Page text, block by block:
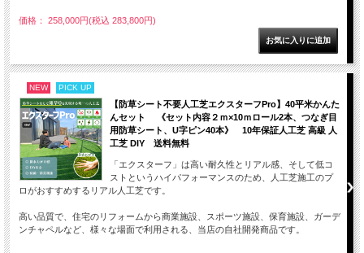
価格： 258,000円(税込 283,800円)
NEW PICK UP
【防草シート不要人工芝エクスターフPro】40平米かんた
んセット 《セット内容２ｍ×10ｍロール2本、つなぎ目
用防草シート、U字ピン40本》 10年保証人工芝 高級 人
工芝 DIY 送料無料
「エクスターフ」は高い耐久性とリアル感、そして低コ
ストというハイパフォーマンスのため、人工芝施工のプ
ロがおすすめするリアル人工芝です。
高い品質で、住宅のリフォームから商業施設、スポーツ施設、保育施設、ガーデ
ンチャペルなど、様々な場面で利用される、当店の自社開発商品です。